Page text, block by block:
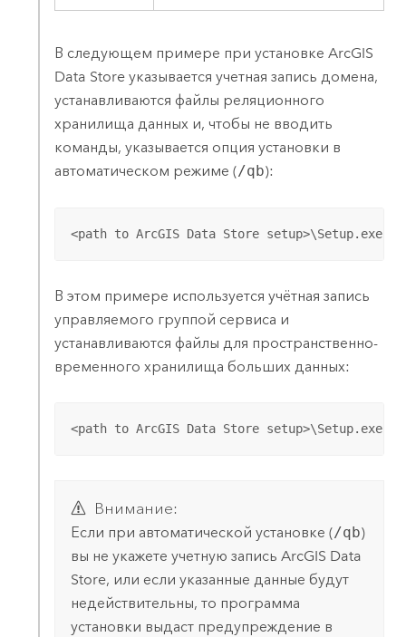
В следующем примере при установке ArcGIS
Data Storeуказывается учетная запись домена,
устанавливаются файлы реляционного
хранилища данных и, чтобы не вводить
команды, указывается опция установки в
автоматическом режиме (/qb):
<path to ArcGIS Data Store setup>\Setup.exe /qb
В этом примере используется учётная запись
управляемого группой сервиса и
устанавливаются файлы для пространственно-
временного хранилища больших данных:
<path to ArcGIS Data Store setup>\Setup.exe /qb
Внимание:
Если при автоматической установке (/qb)
вы не укажете учетную запись ArcGIS Data
Store, или если указанные данные будут
недействительны, то программа
установки выдаст предупреждение в